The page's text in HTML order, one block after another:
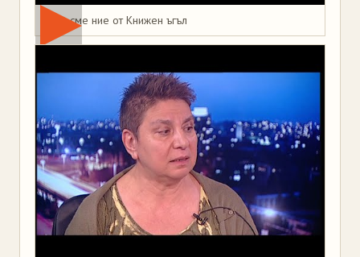
Това сме ние от Книжен ъгъл